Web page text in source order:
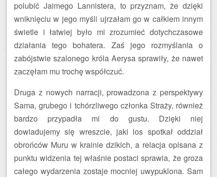
polubić Jaimego Lannistera, to przyznam, że dzięki
wniknięciu w jego myśli ujrzałam go w całkiem innym
świetle i łatwiej było mi zrozumieć dotychczasowe
działania tego bohatera. Zaś jego rozmyślania o
zabójstwie szalonego króla Aerysa sprawiły, że nawet
zaczęłam mu trochę współczuć.
Druga z nowych narracji, prowadzona z perspektywy
Sama, grubego i tchórzliwego członka Straży, również
bardzo przypadła mi do gustu. Dzięki niej
dowiadujemy się wreszcie, jaki los spotkał oddział
obrońców Muru w krainie dzikich, a relacja opisana z
punktu widzenia tej właśnie postaci sprawia, że groza
całego wydarzenia zostaje mocniej uwypuklona. Sam